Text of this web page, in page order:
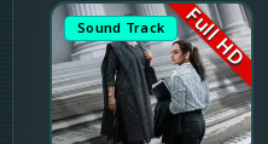
Sound Track Full HD